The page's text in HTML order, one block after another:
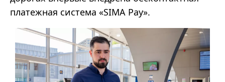
платежная система «SIMA Pay».